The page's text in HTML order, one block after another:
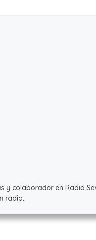
y colaborador en Radio
radio.